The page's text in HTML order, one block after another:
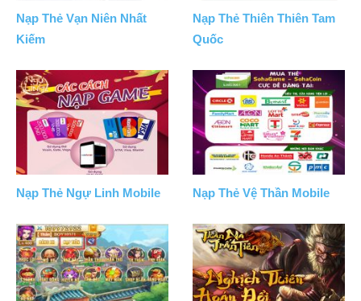
Nạp Thẻ Vạn Niên Nhất
Kiếm
Nạp Thẻ Thiên Thiên Tam
Quốc
Nạp Thẻ Ngự Linh Mobile Nạp Thẻ Vệ Thần Mobile